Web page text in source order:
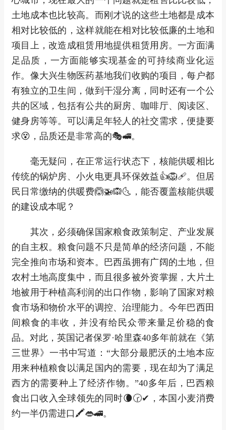
土地成本也比较高。而刚才说的这些土地都是成本
相对比较低的，这样就能在相对比较低廉的土地和
项目上，改造成租赁用地提供租赁用房。一方面满
足品质，一方面能够实现基金的可持续商业化运
作。像大兴生物医药基地我们收购的项目，每户都
有独立的卫生间，做到干湿分离，同时还有一个公
共的区域，包括有公共的厨房、咖啡厅、阅读区、
健身房等等。可以满足年轻人的社交需求，便捷要
求😵，品质还是非常高的🎭🚅。
毫无疑问，在正常运行状态下，核能供暖相比
传统的锅炉房、小火电更具环保效益👍🦁🩹。但居
民日常缴纳的供暖费🙆🚁🙉🌜，能否覆盖核能供暖
的建设成本呢？
其次，必须确保国家粮食政策制定、产业发展
的自主权。粮食问题不只是简单的经济问题，不能
完全推向市场和资本。巴西虽拥有广阔的土地，但
农村土地高度集中，而且很多被外资掌握，大片土
地被用于种植高利润的出口作物，影响了国家对粮
食市场和物价水平的调控、治理能力。今年巴西田
间粮食的丰收，并没有给民众带来量足价稳的食
品。对此，英国记者保罗·哈里森40多年前就在《第
三世界》一书中写道：“大部分最肥沃的土地本应
用来种植粮食以满足国内的需要，现在却为了满足
西方的需要种上了经济作物。”40多年后，巴西粮
食出口收入全球领先的同时🌘🕝✔，本国小麦消费
约一半仍需进口🖍👄🚄。